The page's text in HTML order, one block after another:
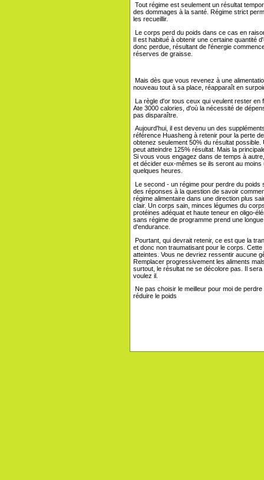
Tout régime est seulement un résultat
des dommages à la santé. Régime strict
les recueillir.
Le corps perd du poids dans ce cas en
Il est habitué à obtenir une certaine quantité
donc perdue, résultant de l'énergie
réserves de graisse.
Mais dès que vous revenez à une
nouveau tout à sa place, réapparaît en
La règle d'or tous ceux qui veulent rester en
Ate 3000 calories, d'où la nécessité de
pas disparaître.
Aujourd'hui, il est devenu un des
référence Huasheng à retenir pour la perte
obtenez seulement 50% du résultat
peut atteindre 125% résultat. Mais la
Si vous vous engagez dans de temps à
et décider eux-mêmes se ils seront au
quelques heures.
Le second - un régime pour perdre du
des réponses à la question de savoir
régime alimentaire dans une direction plus
clair. Un corps sain, minces légumes du
protéines adéquat et haute teneur en oligo-
sans régime de programme prend une
d'endurance.
Pourtant, qui devrait retenir, ce est que la
et donc non traumatisant pour le corps.
atteintes. Vous ne devriez ressentir aucune
Remplacer progressivement les aliments
surtout, le résultat ne se décolore pas. Il
voulez il.
Ne pas choisir le meilleur pour moi de
réduire le poids